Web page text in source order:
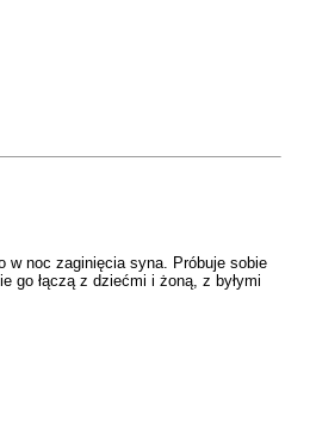
w noc zaginięcia syna. Próbuje sobie
go łączą z dziećmi i żoną, z byłymi